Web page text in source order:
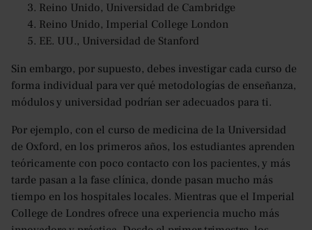
Reino Unido, Universidad de Cambridge
Reino Unido, Imperial College London
EE. UU., Universidad de Stanford
Sin embargo, por supuesto, debes investigar cada curso de
forma individual para ver qué metodologías de enseñanza,
módulos y universidad podrían ser adecuados para ti.
Por ejemplo, con el curso de medicina de la Universidad
de Oxford, en los primeros años, los estudiantes aprenden
teóricamente con poco contacto con los pacientes, y más
tarde pasan a la fase clínica, donde pasan mucho más
tiempo en los hospitales locales. Mientras que el Imperial
College de Londres ofrece una experiencia mucho más